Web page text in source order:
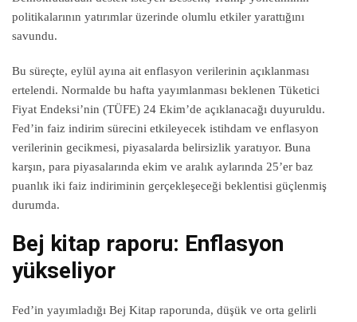
politikalarının yatırımlar üzerinde olumlu etkiler yarattığını
savundu.
Bu süreçte, eylül ayına ait enflasyon verilerinin açıklanması
ertelendi. Normalde bu hafta yayımlanması beklenen Tüketici
Fiyat Endeksi’nin (TÜFE) 24 Ekim’de açıklanacağı duyuruldu.
Fed’in faiz indirim sürecini etkileyecek istihdam ve enflasyon
verilerinin gecikmesi, piyasalarda belirsizlik yaratıyor. Buna
karşın, para piyasalarında ekim ve aralık aylarında 25’er baz
puanlık iki faiz indiriminin gerçekleşeceği beklentisi güçlenmiş
durumda.
Bej kitap raporu: Enflasyon
yükseliyor
Fed’in yayımladığı Bej Kitap raporunda, düşük ve orta gelirli